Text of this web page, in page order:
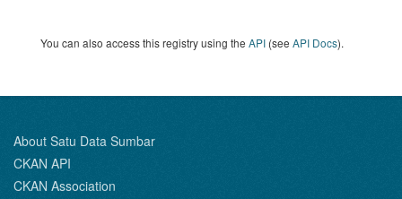
You can also access this registry using the API (see API Docs).
About Satu Data Sumbar
CKAN API
CKAN Association